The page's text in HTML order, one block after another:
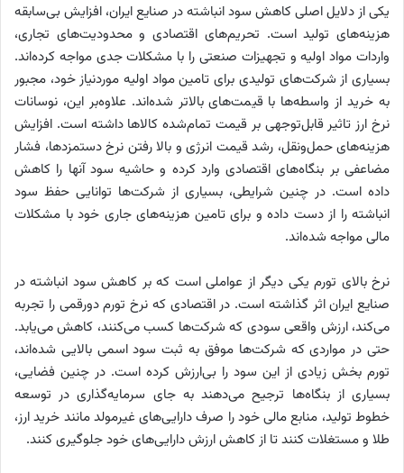
یکی از دلایل اصلی کاهش سود انباشته در صنایع ایران، افزایش بی‌‌‌سابقه
هزینه‌‌‌های تولید است. تحریم‌‌‌های اقتصادی و محدودیت‌های تجاری،
واردات مواد اولیه و تجهیزات صنعتی را با مشکلات جدی مواجه کرده‌‌‌اند.
بسیاری از شرکت‌های تولیدی برای تامین مواد اولیه موردنیاز خود، مجبور
به خرید از واسطه‌‌‌ها با قیمت‌های بالاتر شده‌‌‌اند. علاوه‌بر این، نوسانات
نرخ ارز تاثیر قابل‌‌‌توجهی بر قیمت تمام‌‌‌شده کالاها داشته است. افزایش
هزینه‌‌‌های حمل‌‌‌ونقل، رشد قیمت انرژی و بالا رفتن نرخ دستمزدها، فشار
مضاعفی بر بنگاه‌‌‌های اقتصادی وارد کرده و حاشیه سود آنها را کاهش
داده است. در چنین شرایطی، بسیاری از شرکت‌ها توانایی حفظ سود
انباشته را از دست داده و برای تامین هزینه‌‌‌های جاری خود با مشکلات
مالی مواجه شده‌‌‌اند.
نرخ بالای تورم یکی دیگر از عواملی است که بر کاهش سود انباشته در
صنایع ایران اثر گذاشته است. در اقتصادی که نرخ تورم دورقمی را تجربه
می‌کند، ارزش واقعی سودی که شرکت‌ها کسب می‌کنند، کاهش می‌‌‌یابد.
حتی در مواردی که شرکت‌ها موفق به ثبت سود اسمی بالایی شده‌‌‌اند،
تورم بخش زیادی از این سود را بی‌‌‌ارزش کرده است. در چنین فضایی،
بسیاری از بنگاه‌‌‌ها ترجیح می‌د‌‌‌هند به جای سرمایه‌گذاری در توسعه
خطوط تولید، منابع مالی خود را صرف دارایی‌‌‌های غیرمولد مانند خرید ارز،
طلا و مستغلات کنند تا از کاهش ارزش دارایی‌‌‌های خود جلوگیری کنند.